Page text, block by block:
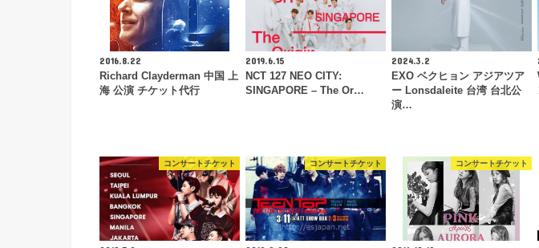
2016.8.22
Richard Clayderman 中国 上
海 公演 チケット代行
2019.6.15
NCT 127 NEO CITY:
SINGAPORE – The Or…
2024.3.2
EXO ベクヒョン アジアツア
ー Lonsdaleite 台湾 台北公
演…
コンサートチケット コンサートチケット コンサートチケット